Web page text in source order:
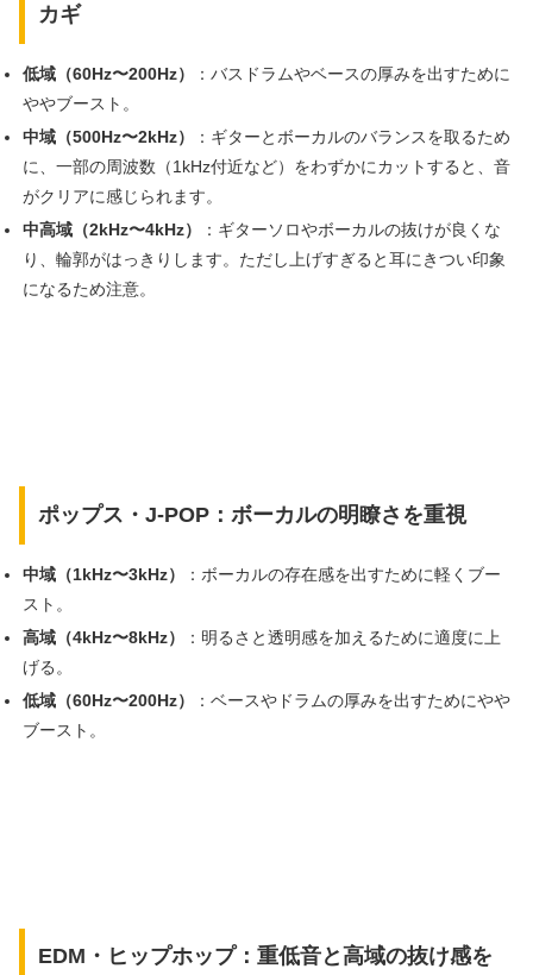
カギ
低域（60Hz〜200Hz）
：バスドラムやベースの厚みを出すために
ややブースト。
中域（500Hz〜2kHz）
：ギターとボーカルのバランスを取るため
に、一部の周波数（1kHz付近など）をわずかにカットすると、音
がクリアに感じられます。
中高域（2kHz〜4kHz）
：ギターソロやボーカルの抜けが良くな
り、輪郭がはっきりします。ただし上げすぎると耳にきつい印象
になるため注意。
ポップス・J-POP：ボーカルの明瞭さを重視
中域（1kHz〜3kHz）
：ボーカルの存在感を出すために軽くブー
スト。
高域（4kHz〜8kHz）
：明るさと透明感を加えるために適度に上
げる。
低域（60Hz〜200Hz）
：ベースやドラムの厚みを出すためにやや
ブースト。
EDM・ヒップホップ：重低音と高域の抜け感を